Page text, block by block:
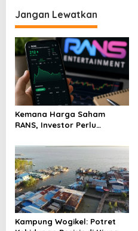
Jangan Lewatkan
Kemana Harga Saham
RANS, Investor Perlu
Menghindari Spekulasi
Berlebihan
Kampung Wogikel: Potret